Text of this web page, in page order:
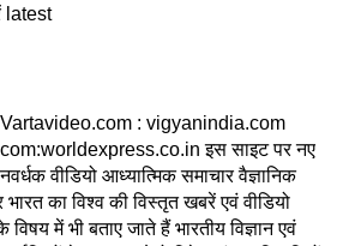
latest
: vigyanindia.com
इस साइट पर नए
वीडियो आध्यात्मिक समाचार वैज्ञानिक
भारत का विश्व की विस्तृत खबरें एवं वीडियो
में भी बताए जाते हैं भारतीय विज्ञान एवं